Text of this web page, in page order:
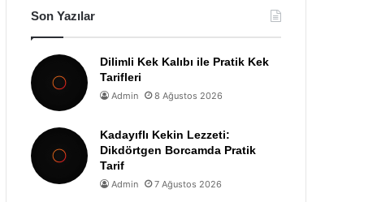
Son Yazılar
Dilimli Kek Kalıbı ile Pratik Kek
Tarifleri
Admin 8 Ağustos 2026
Kadayıflı Kekin Lezzeti:
Dikdörtgen Borcamda Pratik
Tarif
Admin 7 Ağustos 2026